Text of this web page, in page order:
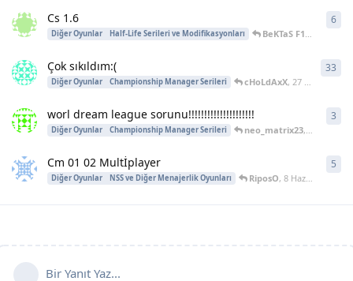
Cs 1.6
Diğer Oyunlar Half-Life Serileri ve Modifikasyonları BeKTaS F1GO
6
Çok sıkıldım:(
Diğer Oyunlar Championship Manager Serileri cHoLdAxX, 27 Tem 2004
33
worl dream league sorunu!!!!!!!!!!!!!!!!!!!!!
Diğer Oyunlar Championship Manager Serileri neo_matrix23, 23 Haz
3
Cm 01 02 Multİplayer
Diğer Oyunlar NSS ve Diğer Menajerlik Oyunları RiposO, 8 Haz 2004
5
Bir Yanıt Yaz...